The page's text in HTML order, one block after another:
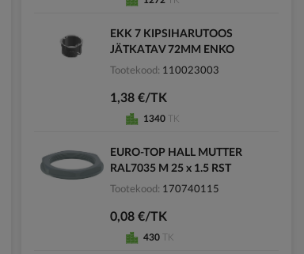
EKK 7 KIPSIHARUTOOS
JÄTKATAV 72MM ENKO
Tootekood 110023003
1,38 €/TK
1340 TK
EURO-TOP HALL MUTTER
RAL7035 M 25 x 1.5 RST
Tootekood 170740115
0,08 €/TK
430 TK